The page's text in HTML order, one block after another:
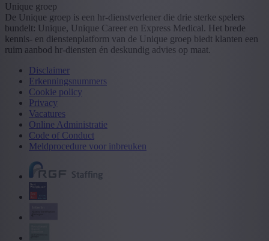
Unique groep
De Unique groep is een hr-dienstverlener die drie sterke spelers
bundelt: Unique, Unique Career en Express Medical. Het brede
kennis- en dienstenplatform van de Unique groep biedt klanten een
ruim aanbod hr-diensten én deskundig advies op maat.
Disclaimer
Erkenningsnummers
Cookie policy
Privacy
Vacatures
Online Administratie
Code of Conduct
Meldprocedure voor inbreuken